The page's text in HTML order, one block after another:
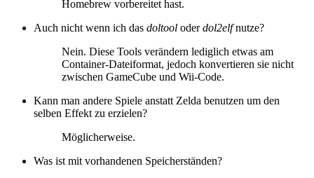
Homebrew vorbereitet hast.
Auch nicht wenn ich das doltool oderdol2elfnutze?
Nein. Diese Tools verändern lediglich etwas am
Container-Dateiformat, jedoch konvertieren sie nicht
zwischen GameCube und Wii-Code.
Kann man andere Spiele anstatt Zelda benutzen um den
selben Effekt zu erzielen?
Möglicherweise.
Was ist mit vorhandenen Speicherständen?